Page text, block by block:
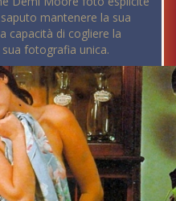
mantenere la sua
capacità di cogliere la
fotografia unica.